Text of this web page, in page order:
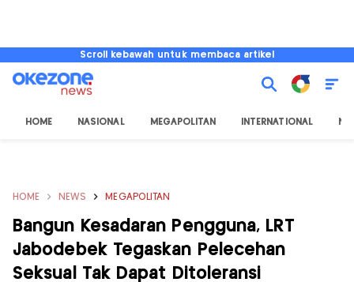
Scroll kebawah untuk membaca artikel
HOME NASIONAL MEGAPOLITAN INTERNATIONAL
HOME NEWS MEGAPOLITAN
Bangun Kesadaran Pengguna, LRT
Jabodebek Tegaskan Pelecehan
Seksual Tak Dapat Ditoleransi